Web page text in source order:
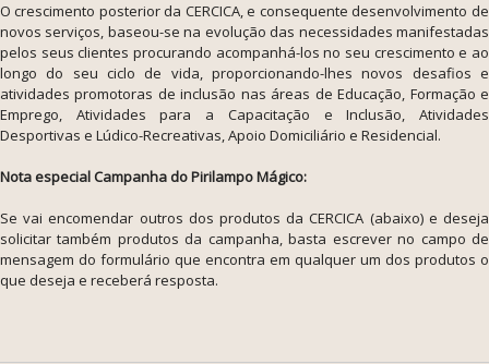
O crescimento posterior da CERCICA, e consequente desenvolvimento de
novos serviços, baseou-se na evolução das necessidades manifestadas
pelos seus clientes procurando acompanhá-los no seu crescimento e ao
longo do seu ciclo de vida, proporcionando-lhes novos desafios e
atividades promotoras de inclusão nas áreas de Educação, Formação e
Emprego, Atividades para a Capacitação e Inclusão, Atividades
Desportivas e Lúdico-Recreativas, Apoio Domiciliário e Residencial.
Nota especial Campanha do Pirilampo Mágico:
Se vai encomendar outros dos produtos da CERCICA (abaixo) e deseja
solicitar também produtos da campanha, basta escrever no campo de
mensagem do formulário que encontra em qualquer um dos produtos o
que deseja e receberá resposta.